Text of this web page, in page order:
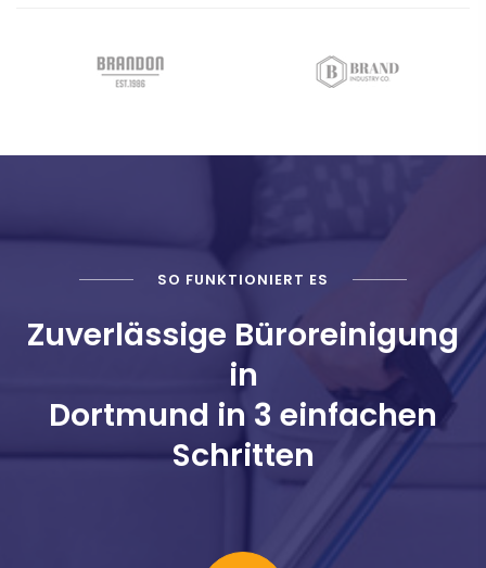
SO FUNKTIONIERT ES
Zuverlässige Büroreinigung
in
Dortmund in 3 einfachen
Schritten